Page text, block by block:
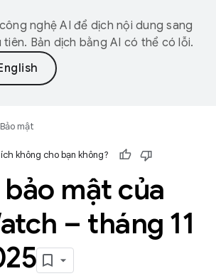
nghệ AI để dịch nội dung sang
Bản dịch bằng AI có thể có lỗi.
Bảo mật
không cho bạn không?
mật của
– tháng 11